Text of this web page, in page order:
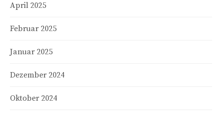
April 2025
Februar 2025
Januar 2025
Dezember 2024
Oktober 2024